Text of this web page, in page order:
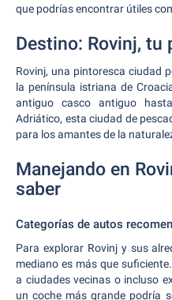
que podrías encontrar útiles
Destino: Rovinj, tu
Rovinj, una pintoresca ciudad
la península istriana de
antiguo casco antiguo
Adriático, esta ciudad de
para los amantes de la
Manejando en
saber
Categorías de autos
Para explorar Rovinj y sus
mediano es más que
a ciudades vecinas o incluso
un coche más grande podría